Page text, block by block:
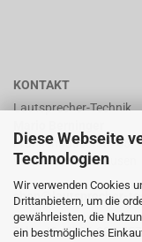
Diese Webseite
Technologien
Wir verwenden Cookies
Drittanbietern, um die
gewährleisten, die
ein bestmögliches
KONTAKT
Lautsprecher-Technik
Frankenhäuserstr. 65
99706 Sondershausen
shop@lautsprecher-
Tel.: +49 (0) 36 32 /